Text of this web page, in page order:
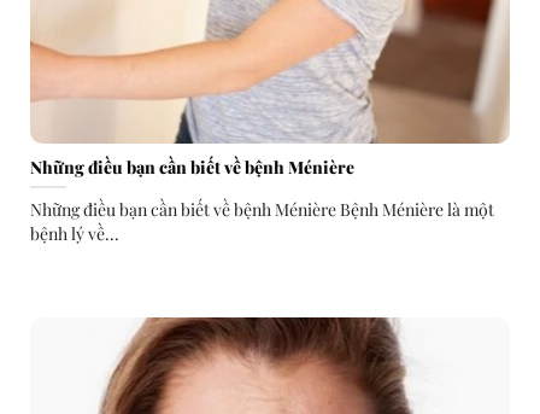
Những điều bạn cần biết về bệnh Ménière
Những điều bạn cần biết về bệnh Ménière Bệnh Ménière là một
bệnh lý về...